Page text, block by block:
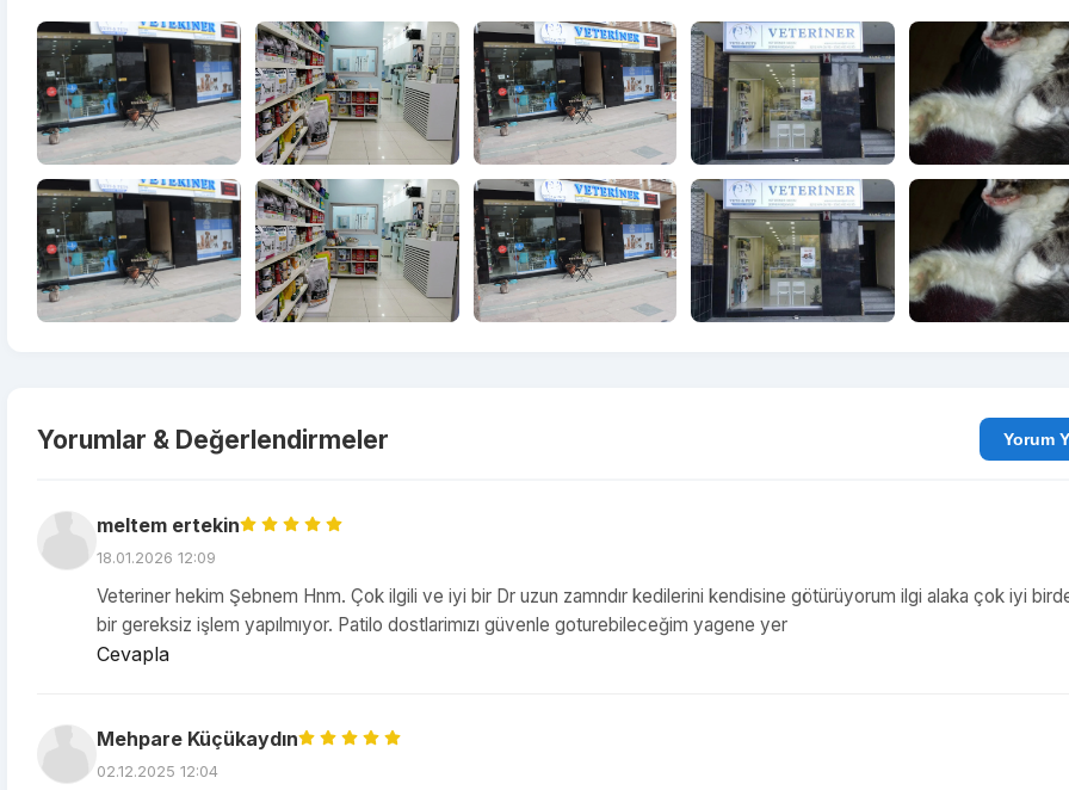
Yorumlar & Değerlendirmeler
meltem ertekin
18.01.2026 12:09
Veteriner hekim Şebnem Hnm. Çok ilgili ve iyi bir Dr uzun zamndır kedilerini kendisine götürüyorum ilgi alaka çok iyi
bir gereksiz işlem yapılmıyor. Patilo dostlarimızı güvenle goturebileceğim yagene yer
Cevapla
Mehpare Küçükaydın
02.12.2025 12:04